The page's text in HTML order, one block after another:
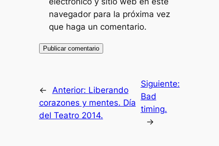
navegador para la próxima vez
que haga un comentario.
← Anterior: Liberando
corazones y mentes. Día
del Teatro 2014.
Siguiente:
Bad
timing.
→